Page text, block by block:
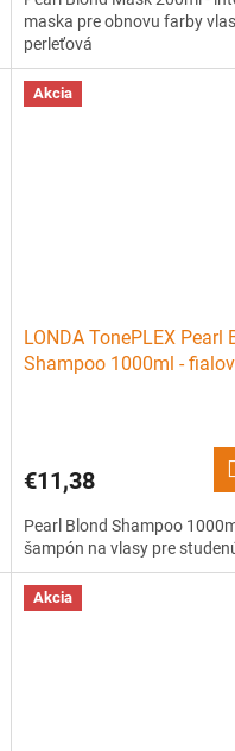
maska pre obnovu farby
perleťová
Akcia
LONDA TonePLEX Pearl
Shampoo 1000ml -
€11,38
Pearl Blond Shampoo
šampón na vlasy pre
Akcia